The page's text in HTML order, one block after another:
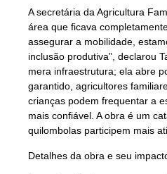
A secretária da Agricultura
área que ficava
assegurar a mobilidade,
inclusão produtiva”, declarou
mera infraestrutura; ela abre
garantido, agricultores
crianças podem frequentar a
mais confiável. A obra é um
quilombolas participem mais
Detalhes da obra e seu